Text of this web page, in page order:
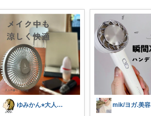
ゆみかん⭐︎大人の暮らし研究室